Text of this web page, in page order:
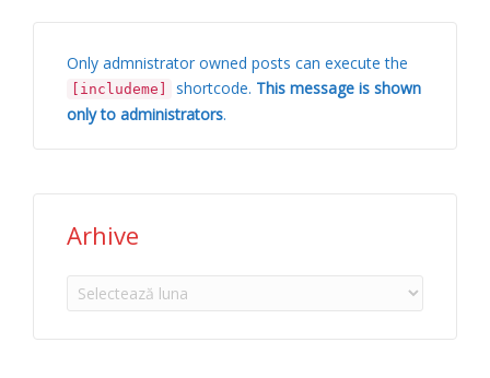
Only admnistrator owned posts can execute the
[includeme] shortcode. This message is shown
only to administrators.
Arhive
Arhive